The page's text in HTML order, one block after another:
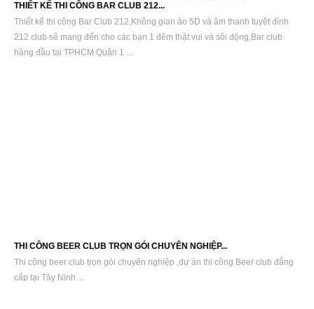
THIẾT KẾ THI CÔNG BAR CLUB 212...
Thiết kế thi công Bar Club 212,Không gian ảo 5D và âm thanh tuyệt đỉnh
212 club sẽ mang đến cho các bạn 1 đêm thật vui và sôi động,Bar club
hàng đầu tại TPHCM Quận 1 ...
THI CÔNG BEER CLUB TRỌN GÓI CHUYÊN NGHIỆP...
Thi công beer club trọn gói chuyên nghiệp ,dự án thi công Beer club đẳng
cấp tại Tây Ninh ...